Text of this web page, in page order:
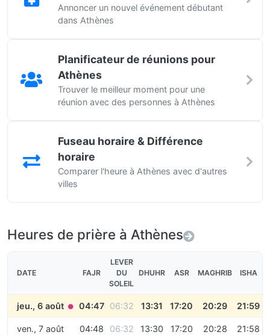
Annoncer un nouvel événement débutant
dans Athènes
Planificateur de réunions pour
Athènes
Trouver le meilleur moment pour une
réunion avec des personnes à Athènes
Fuseau horaire & Différence
horaire
Comparer l'heure à Athènes avec d'autres
villes
Heures de prière à Athènes
DATE FAJR
LEVER
DU
SOLEIL
DHUHR ASR MAGHRIB ISHA
jeu., 6 août ● 04:47 06:32 13:31 17:20 20:29 21:59
ven., 7 août 04:48 06:32 13:30 17:20 20:28 21:58